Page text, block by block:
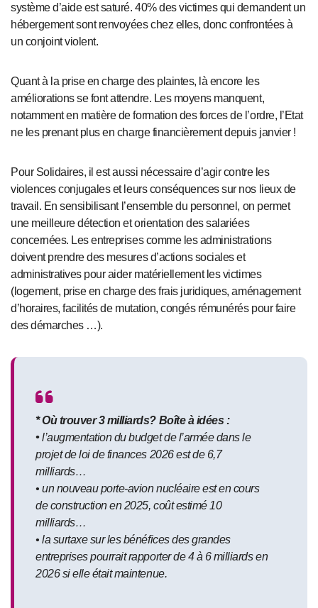
système d’aide est saturé. 40% des victimes qui demandent un
hébergement sont renvoyées chez elles, donc confrontées à
un conjoint violent.
Quant à la prise en charge des plaintes, là encore les
améliorations se font attendre. Les moyens manquent,
notamment en matière de formation des forces de l’ordre, l’Etat
ne les prenant plus en charge financièrement depuis janvier !
Pour Solidaires, il est aussi nécessaire d’agir contre les
violences conjugales et leurs conséquences sur nos lieux de
travail. En sensibilisant l’ensemble du personnel, on permet
une meilleure détection et orientation des salariées
concernées. Les entreprises comme les administrations
doivent prendre des mesures d’actions sociales et
administratives pour aider matériellement les victimes
(logement, prise en charge des frais juridiques, aménagement
d’horaires, facilités de mutation, congés rémunérés pour faire
des démarches …).
* Où trouver 3 milliards? Boîte à idées :
•l’augmentation du budget de l’armée dans le
projet de loi de finances 2026 est de 6,7
milliards…
• un nouveau porte-avion nucléaire est en cours
de construction en 2025, coût estimé 10
milliards…
• la surtaxe sur les bénéfices des grandes
entreprises pourrait rapporter de 4 à 6 milliards en
2026 si elle était maintenue.